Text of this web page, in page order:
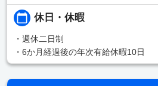
休日・休暇
・週休二日制
・6か月経過後の年次有給休暇10日